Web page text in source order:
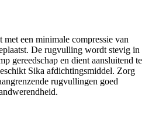
een minimale compressie van
De rugvulling wordt stevig in
gereedschap en dient aansluitend te
Sika afdichtingsmiddel. Zorg
rugvullingen goed